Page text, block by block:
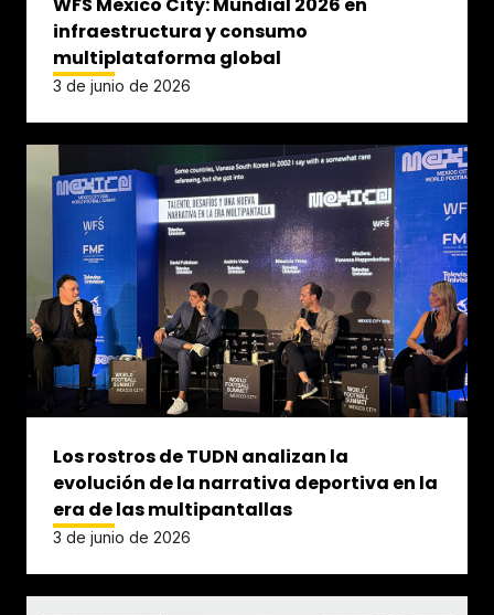
WFS Mexico City: Mundial 2026 en
infraestructura y consumo
multiplataforma global
3 de junio de 2026
Los rostros de TUDN analizan la
evolución de la narrativa deportiva en la
era de las multipantallas
3 de junio de 2026